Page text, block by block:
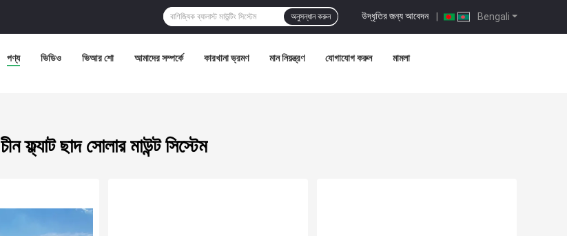
Bengali
উদ্ধৃতির জন্য আবেদন |
অনুসন্ধান করুন
পণ্য ভিডিও ভিআর শো আমাদের সম্পর্কে কারখানা ভ্রমণ মান নিয়ন্ত্রণ যোগাযোগ করুন মামলা
চীন ফ্ল্যাট ছাদ সোলার মাউন্ট সিস্টেম